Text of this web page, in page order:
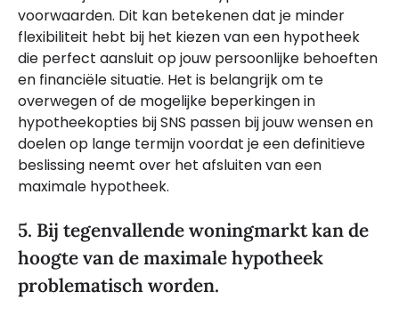
voorwaarden. Dit kan betekenen dat je minder
flexibiliteit hebt bij het kiezen van een hypotheek
die perfect aansluit op jouw persoonlijke behoeften
en financiële situatie. Het is belangrijk om te
overwegen of de mogelijke beperkingen in
hypotheekopties bij SNS passen bij jouw wensen en
doelen op lange termijn voordat je een definitieve
beslissing neemt over het afsluiten van een
maximale hypotheek.
5. Bij tegenvallende woningmarkt kan de
hoogte van de maximale hypotheek
problematisch worden.